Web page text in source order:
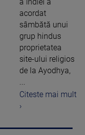
acordat
sâmbătă unui
grup hindus
proprietatea
site-ului religios
de la Ayodhya,
...
Citeste mai mult
›